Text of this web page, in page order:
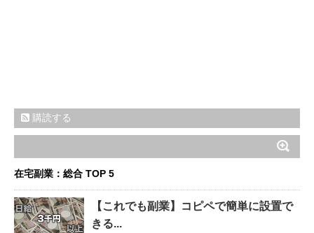
購読する
在宅副業：総合 TOP 5
【これでも副業】コピペで簡単に設置で
きる...